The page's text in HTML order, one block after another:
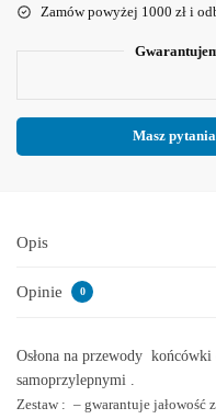
Zamów powyżej 1000 zł i
Masz
Opis
Opinie 0
Osłona na przewody
samoprzylepnymi .
Zestaw : – gwarantuje